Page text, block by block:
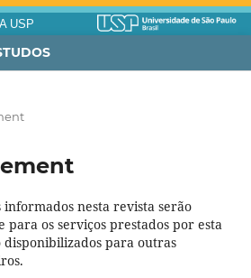
USP
informados nesta revista serão
para os serviços prestados por esta
disponibilizados para outras